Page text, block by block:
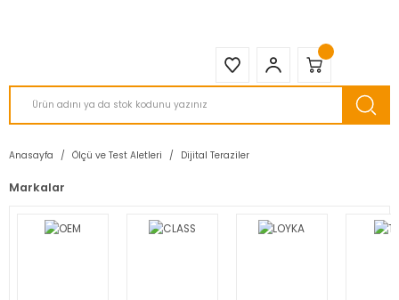
Anasayfa Ölçü ve Test Aletleri Dijital Teraziler
Markalar